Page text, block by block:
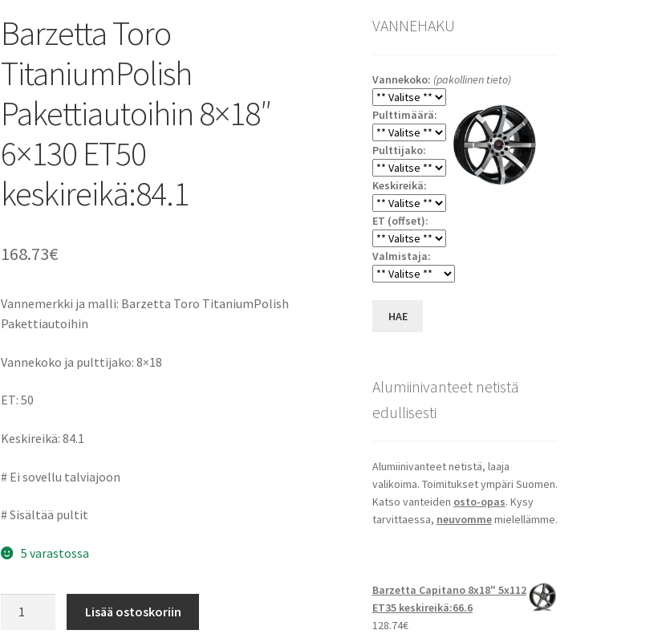
Barzetta Toro
TitaniumPolish
Pakettiautoihin 8×18″
6×130 ET50
keskireikä:84.1
168.73€
Vannemerkki ja malli: Barzetta Toro TitaniumPolish
Pakettiautoihin
Vannekoko ja pulttijako: 8×18
ET: 50
Keskireikä: 84.1
# Ei sovellu talviajoon
# Sisältää pultit
5 varastossa
Lisää ostoskoriin
VANNEHAKU
Vannekoko: (pakollinen tieto)
Pulttimäärä:
Pulttijako:
Keskireikä:
ET (offset):
Valmistaja:
HAE
Alumiinivanteet netistä
edullisesti
Alumiinivanteet netistä, laaja
valikoima. Toimitukset ympäri Suomen.
Katso vanteiden osto-opas. Kysy
tarvittaessa, neuvommemielellämme.
Barzetta Capitano 8x18" 5x112
ET35 keskireikä:66.6
128.74€